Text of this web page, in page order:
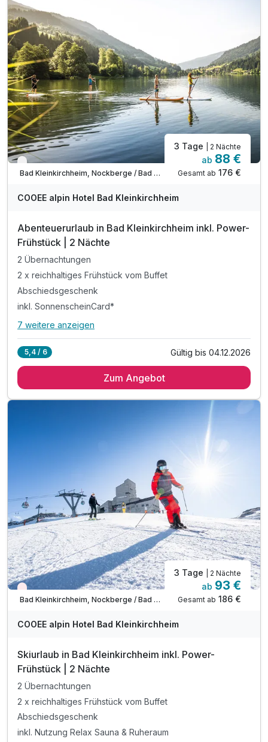
Verfügbar bis Dezember
Bad Kleinkirchheim, Nockberge / Bad Kleinkirchheim
3 Tage | 2 Nächte
ab 88 €
Gesamt ab 176 €
COOEE alpin Hotel Bad Kleinkirchheim
Abenteuerurlaub in Bad Kleinkirchheim inkl. Power-
Frühstück | 2 Nächte
2 Übernachtungen
2 x reichhaltiges Frühstück vom Buffet
Abschiedsgeschenk
inkl. SonnenscheinCard*
Alle Inklusivleistungen
2 x reichhaltiges Frühstück vom Buffet
inkl. Informationen & Ausflugstipps der Region
inkl. W-LAN Nutzung & Parkplatz vor dem Hotel
Tipp: Fahrradtrails
Tipp: Baden im Millstätter See
7 weitere anzeigen
5,4 / 6 Gültig bis 04.12.2026
Zum Angebot
Wieder frei ab Dezember
Bad Kleinkirchheim, Nockberge / Bad Kleinkirchheim
3 Tage | 2 Nächte
ab 93 €
Gesamt ab 186 €
COOEE alpin Hotel Bad Kleinkirchheim
Skiurlaub in Bad Kleinkirchheim inkl. Power-
Frühstück | 2 Nächte
2 Übernachtungen
2 x reichhaltiges Frühstück vom Buffet
Abschiedsgeschenk
inkl. Nutzung Relax Sauna & Ruheraum